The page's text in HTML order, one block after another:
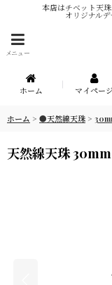
本店はチベット天
オリジナル
メニュー
ホーム マイペー
ホーム > ●天然線天珠 >
天然線天珠 30mm